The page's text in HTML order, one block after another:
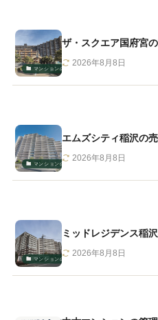
マンションの相場・売却
ザ・スクエア国府宮
2026年8月8日
マンションの相場・売却
エムズシティ稲沢の
2026年8月8日
マンションの相場・売却
ミッドレジデンス稲
2026年8月8日